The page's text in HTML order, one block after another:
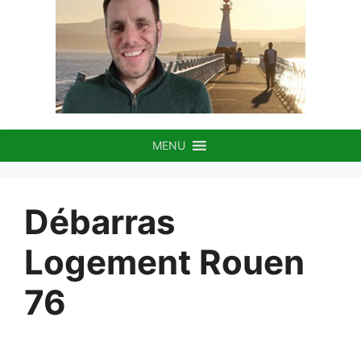
MENU
Débarras
Logement Rouen
76